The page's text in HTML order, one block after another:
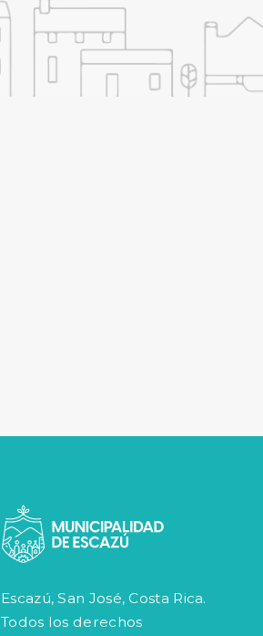
Escazú, San José, Costa Rica.
Todos los derechos